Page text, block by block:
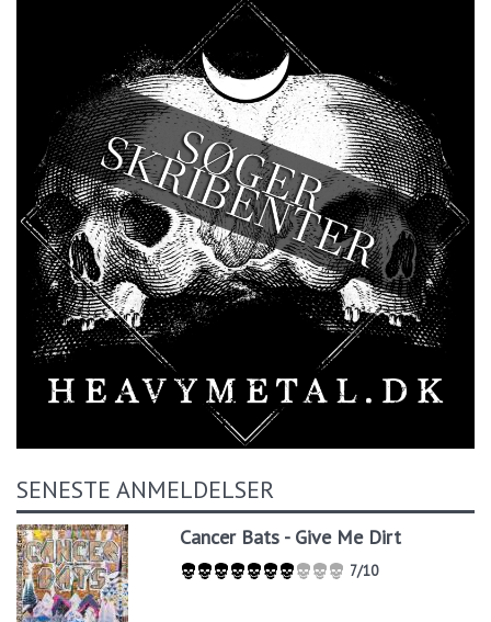
SENESTE ANMELDELSER
Cancer Bats - Give Me Dirt
7/10